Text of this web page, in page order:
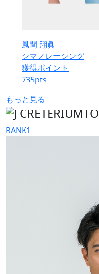
風間 翔眞
シマノレーシング
獲得ポイント
735pts
もっと見る
RANK1